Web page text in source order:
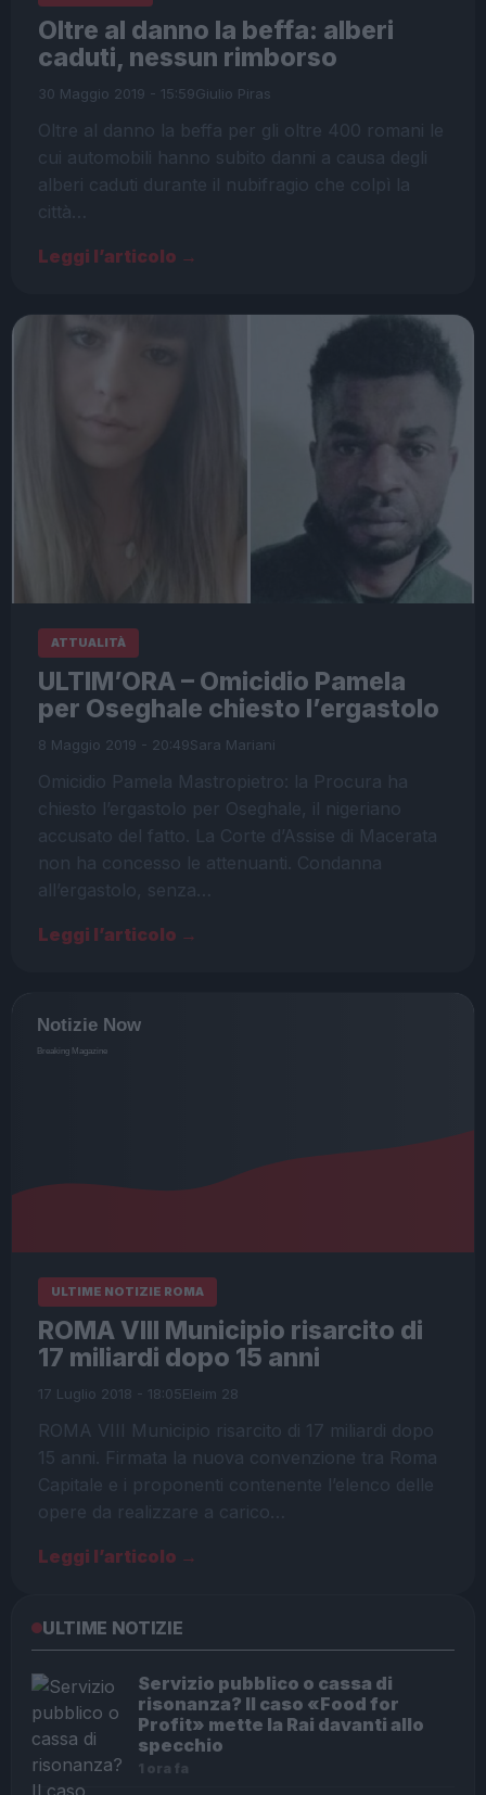
Oltre al danno la beffa: alberi
caduti, nessun rimborso
30 Maggio 2019 - 15:59Giulio Piras
Oltre al danno la beffa per gli oltre 400 romani le
cui automobili hanno subito danni a causa degli
alberi caduti durante il nubifragio che colpì la
città…
Leggi l’articolo →
ATTUALITÀ
ULTIM’ORA – Omicidio Pamela
per Oseghale chiesto l’ergastolo
8 Maggio 2019 - 20:49Sara Mariani
Omicidio Pamela Mastropietro: la Procura ha
chiesto l’ergastolo per Oseghale, il nigeriano
accusato del fatto. La Corte d’Assise di Macerata
non ha concesso le attenuanti. Condanna
all’ergastolo, senza…
Leggi l’articolo →
ULTIME NOTIZIE ROMA
ROMA VIII Municipio risarcito di
17 miliardi dopo 15 anni
17 Luglio 2018 - 18:05Eleim 28
ROMA VIII Municipio risarcito di 17 miliardi dopo
15 anni. Firmata la nuova convenzione tra Roma
Capitale e i proponenti contenente l’elenco delle
opere da realizzare a carico…
Leggi l’articolo →
ULTIME NOTIZIE
Servizio pubblico o cassa di
risonanza? Il caso «Food for
Profit» mette la Rai davanti allo
specchio
1 ora fa